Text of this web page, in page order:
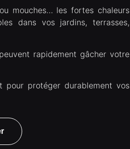
mouches… les fortes chaleurs
dans vos jardins, terrasses,
rapidement gâcher votre
pour protéger durablement vos